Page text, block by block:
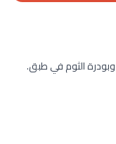
وبودرة الثوم في طبق.